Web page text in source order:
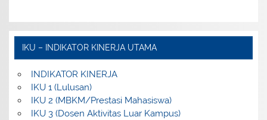
IKU – INDIKATOR KINERJA UTAMA
INDIKATOR KINERJA
IKU 1 (Lulusan)
IKU 2 (MBKM/Prestasi Mahasiswa)
IKU 3 (Dosen Aktivitas Luar Kampus)